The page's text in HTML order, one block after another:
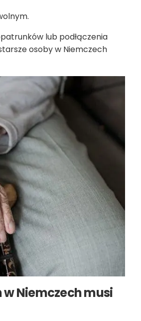
lub podłączenia
osoby w Niemczech
Niemczech musi